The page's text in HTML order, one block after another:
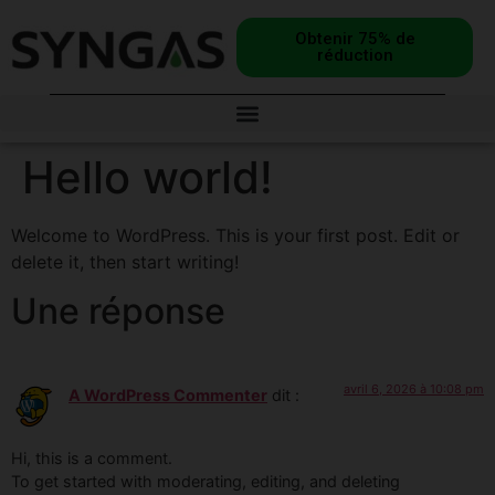
Obtenir 75% de
réduction
Hello world!
Welcome to WordPress. This is your first post. Edit or
delete it, then start writing!
Une réponse
A WordPress Commenter dit : avril 6, 2026 à 10:08 pm
Hi, this is a comment.
To get started with moderating, editing, and deleting